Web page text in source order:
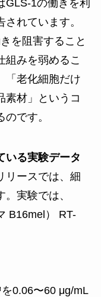
GLS-1の働きを利
れています。
を阻害すること
組みを弱めるこ
「老化細胞だけ
素材」というコ
です。
いる実験データ
リースでは、細
実験では、
B16mel） RT-
0.06〜60 μg/mL